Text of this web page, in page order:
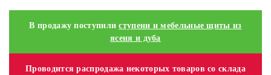
В продажу поступилиступени и мебельные щиты из
ясеня и дуба
Проводится распродажа некоторых товаров со склада